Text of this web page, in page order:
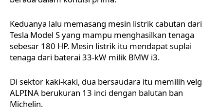
Keduanya lalu memasang mesin listrik cabutan dari
Tesla Model S yang mampu menghasilkan tenaga
sebesar 180 HP. Mesin listrik itu mendapat suplai
tenaga dari baterai 33-kW milik BMW i3.
Di sektor kaki-kaki, dua bersaudara itu memilih velg
ALPINA berukuran 13 inci dengan balutan ban
Michelin.